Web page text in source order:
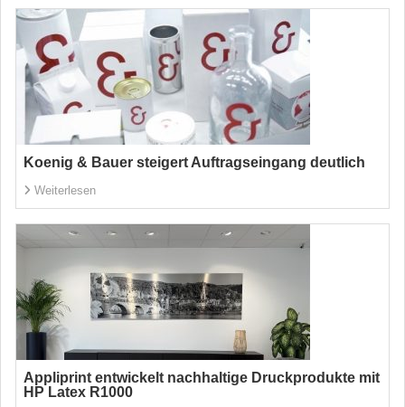
Koenig & Bauer steigert Auftragseingang deutlich
Weiterlesen
Appliprint entwickelt nachhaltige Druckprodukte mit
HP Latex R1000